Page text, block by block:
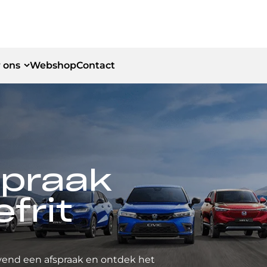
ons WebshopContact
een afspraak en ontdek het